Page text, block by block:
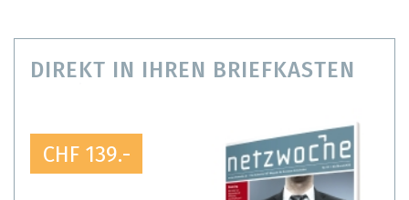
DIREKT IN IHREN BRIEFKASTEN
CHF 139.-